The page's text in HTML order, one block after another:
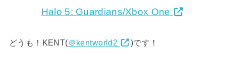
Halo 5: Guardians/Xbox One
どうも！KENT(＠kentworld2 )です！